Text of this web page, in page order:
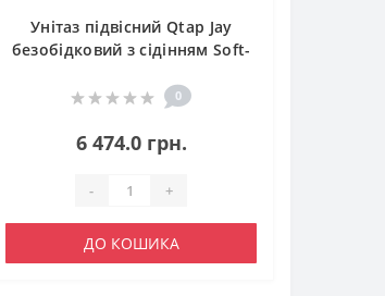
Унітаз підвісний Qtap Jay
безобідковий з сідінням Soft-
0
6 474.0 грн.
- +
ДО КОШИКА